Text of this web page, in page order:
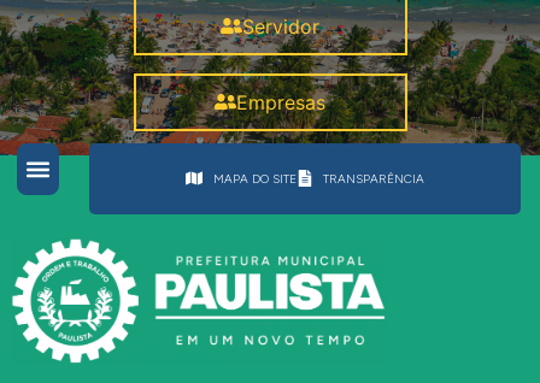
Servidor
Empresas
MAPA DO SITE TRANSPARÊNCIA